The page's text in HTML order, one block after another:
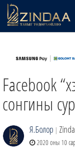
ТВ8
ӨГЛӨӨНИЙ СОНИН
Facebook
сонгины
Я.Болор |
2020 оны 10